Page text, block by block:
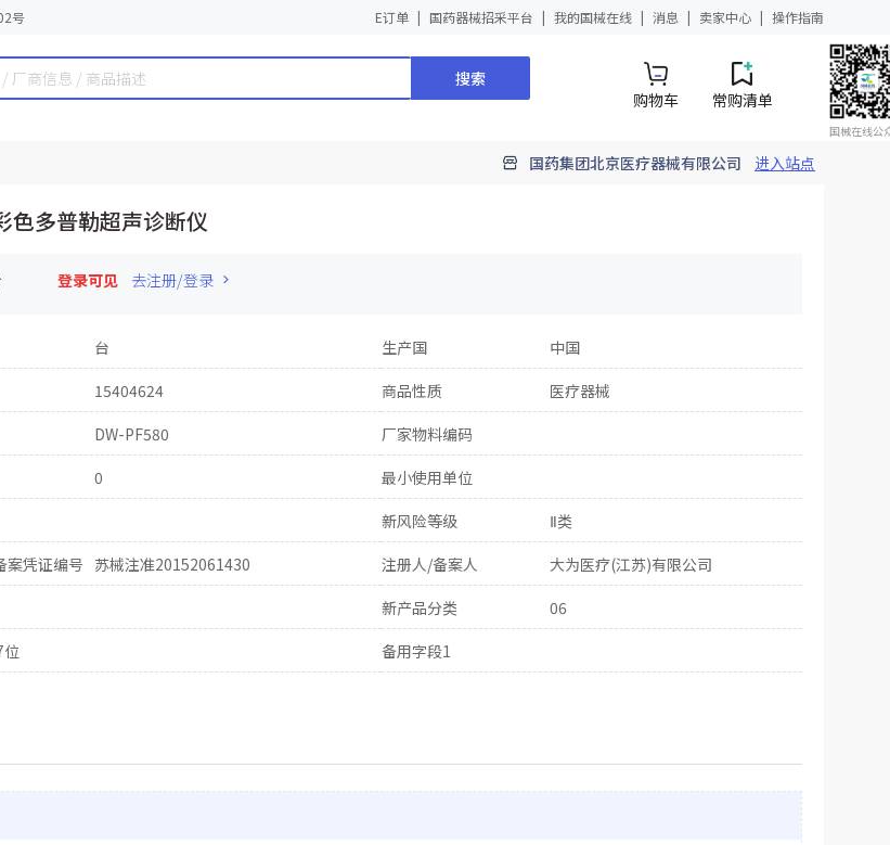
号 E订单 国药器械招采平台 我的国械在线 消息 卖家中心 操作指南
搜索
购物车 常购清单
国械在线公
国药集团北京医疗器械有限公司 进入站点
色多普勒超声诊断仪
登录可见 去注册/登录
台 生产国
中国
15404624 商品性质
医疗器械
DW-PF580
厂家物料编码
0
最小使用单位
新风险等级
Ⅱ类
案凭证编号 苏械注准20152061430 注册人/备案人
大为医疗(江苏)有限公司
新产品分类
06
备用字段1